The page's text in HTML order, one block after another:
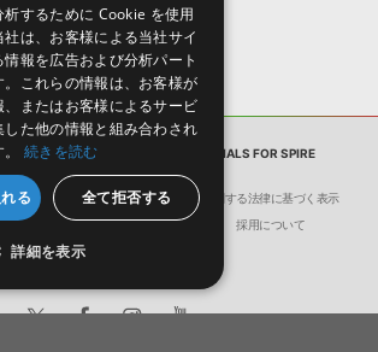
ック EUPHORIC TRANCE ESSENTIALS FOR SPIRE
（CSR）への取り組み
特定商取引に関する法律に基づく表示
利用規約 個人情報の保護について 採用について
析するために Cookie を使用
は、お客様による当社サイ
情報を広告および分析パート
これらの情報は、お客様が
またはお客様によるサービ
した他の情報と組み合わされ
続きを読む
る 全て拒否する
詳細を表示